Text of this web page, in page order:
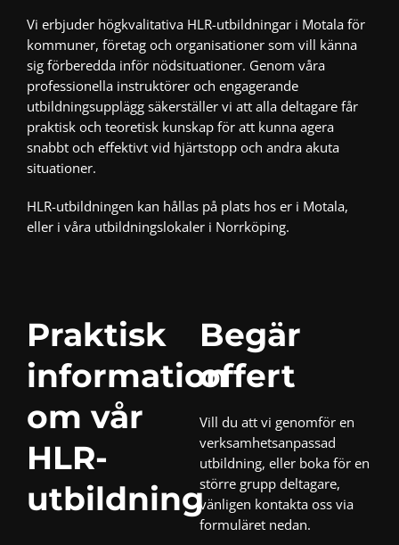
Vi erbjuder högkvalitativa HLR-utbildningar i Motala för
kommuner, företag och organisationer som vill känna
sig förberedda inför nödsituationer. Genom våra
professionella instruktörer och engagerande
utbildningsupplägg säkerställer vi att alla deltagare får
praktisk och teoretisk kunskap för att kunna agera
snabbt och effektivt vid hjärtstopp och andra akuta
situationer.
HLR-utbildningen kan hållas på plats hos er i Motala,
eller i våra utbildningslokaler i Norrköping.
Praktisk
information
om vår
HLR-
utbildning
Begär
offert
Vill du att vi genomför en
verksamhetsanpassad
utbildning, eller boka för en
större grupp deltagare,
vänligen kontakta oss via
formuläret nedan.